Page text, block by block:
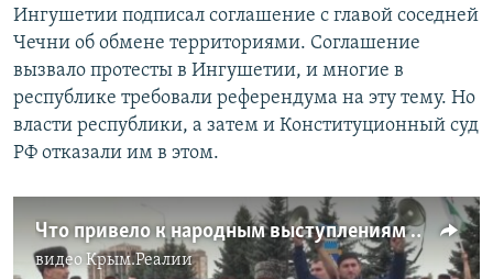
Ингушетии подписал соглашение с главой соседней
Чечни об обмене территориями. Соглашение
вызвало протесты в Ингушетии, и многие в
республике требовали референдума на эту тему. Но
власти республики, а затем и Конституционный суд
РФ отказали им в этом.
Что привело к народным выступлениям в Ингушетии
видео Крым.Реалии